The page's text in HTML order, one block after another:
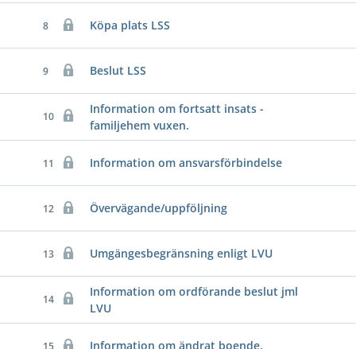
8 Köpa plats LSS
9 Beslut LSS
10
Information om fortsatt insats -
familjehem vuxen.
11 Information om ansvarsförbindelse
12 Övervägande/uppföljning
13 Umgängesbegränsning enligt LVU
14
Information om ordförande beslut jml
LVU
15 Information om ändrat boende.